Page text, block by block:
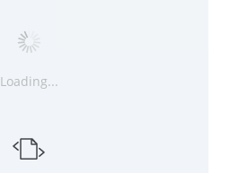
Loading...